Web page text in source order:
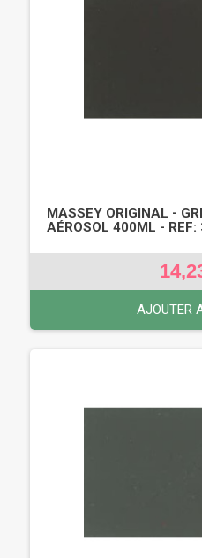
MASSEY ORIGINAL -
AÉROSOL 400ML -
AJOUTER